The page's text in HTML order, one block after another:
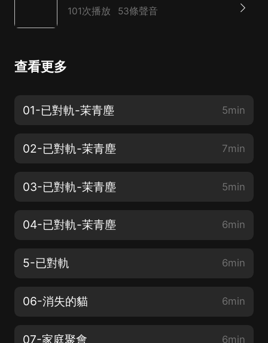
101次播放 53條聲音
查看更多
01-已對軌-茉青塵 5min
02-已對軌-茉青塵 7min
03-已對軌-茉青塵 5min
04-已對軌-茉青塵 6min
5-已對軌 6min
06-消失的貓 6min
07-家庭聚會 6min